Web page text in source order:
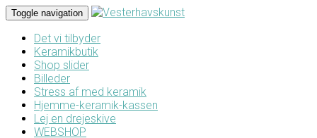
Toggle navigation
Det vi tilbyder
Keramikbutik
Shop slider
Billeder
Stress af med keramik
Hjemme-keramik-kassen
Lej en drejeskive
WEBSHOP